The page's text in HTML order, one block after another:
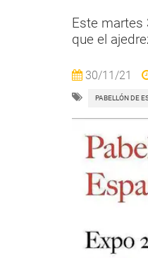
Este martes
que el
30/11/21
PABELLÓN DE